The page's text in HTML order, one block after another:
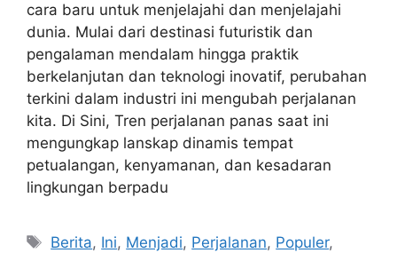
cara baru untuk menjelajahi dan menjelajahi
dunia. Mulai dari destinasi futuristik dan
pengalaman mendalam hingga praktik
berkelanjutan dan teknologi inovatif, perubahan
terkini dalam industri ini mengubah perjalanan
kita. Di Sini, Tren perjalanan panas saat ini
mengungkap lanskap dinamis tempat
petualangan, kenyamanan, dan kesadaran
lingkungan berpadu
Tags
Berita, Ini, Menjadi, Perjalanan, Populer,